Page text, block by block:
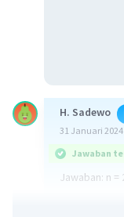
H. Sadewo
31 Januari 2024
Jawaban
Jawaban: n =